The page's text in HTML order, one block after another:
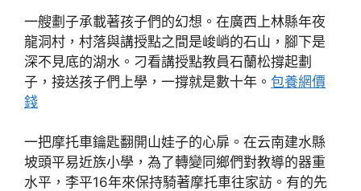
一艘劃子承載著孩子們的幻想。在廣西上林縣年夜
龍洞村，村落與講授點之間是峻峭的石山，腳下是
深不見底的湖水。刁看講授點教員石蘭松撐起劃
子，接送孩子們上學，一撐就是數十年。 包養網價
錢
一把摩托車鑰匙翻開山娃子的心扉。在云南建水縣
坡頭平易近族小學，為了轉變同鄉們對教導的器重
水平，李平16年來保持騎著摩托車往家訪。有的先